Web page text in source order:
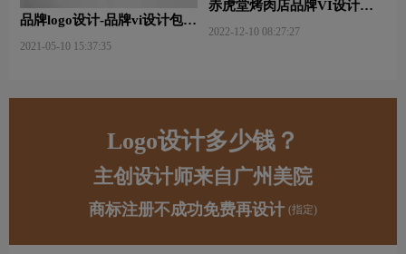
品牌logo设计-品牌vi设计包括
2021-05-10 15:37:35
赤虎堂烤肉店品牌VI设计赏
2022-12-10 08:27:27
Logo设计多少钱？
主创设计师来自广州美院
商标注册不成功免费再设计 (指定)